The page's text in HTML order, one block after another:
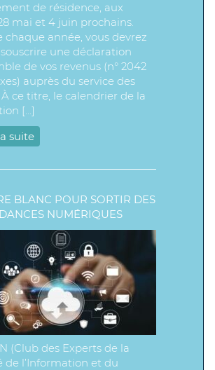
de résidence, aux
mai et 4 juin prochains.
chaque année, vous devrez
une déclaration
de vos revenus (n° 2042
auprès du service des
ce titre, le calendrier de la
[…]
suite
BLANC POUR SORTIR DES
NUMÉRIQUES
(Club des Experts de la
de l’Information et du